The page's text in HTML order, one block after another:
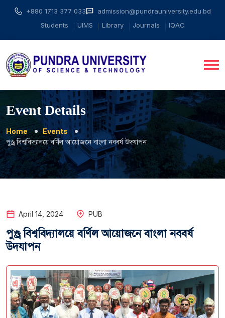
+880 1713 377 033
admission@pundrauniversity.edu.bd
Students
UIMS Library Journals IQAC
Event Details
Home
Events
পুণ্ড্র বিশ্ববিদ্যালয়ে বর্ণিল আয়োজনে বাংলা নববর্ষ উদযাপন
April 14 2024 PUB
পুণ্ড্র বিশ্ববিদ্যালয়ে বর্ণিল আয়োজনে বাংলা নববর্ষ
উদযাপন